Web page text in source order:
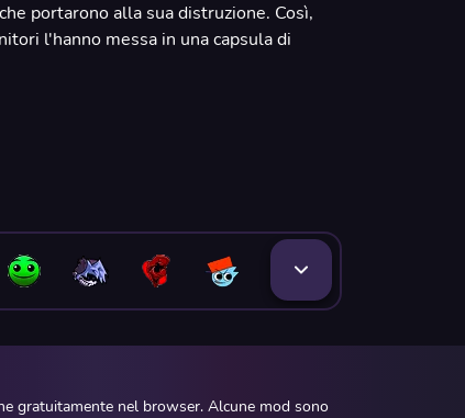
portarono alla sua distruzione. Così,
l'hanno messa in una capsula di
gratuitamente nel browser. Alcune mod sono